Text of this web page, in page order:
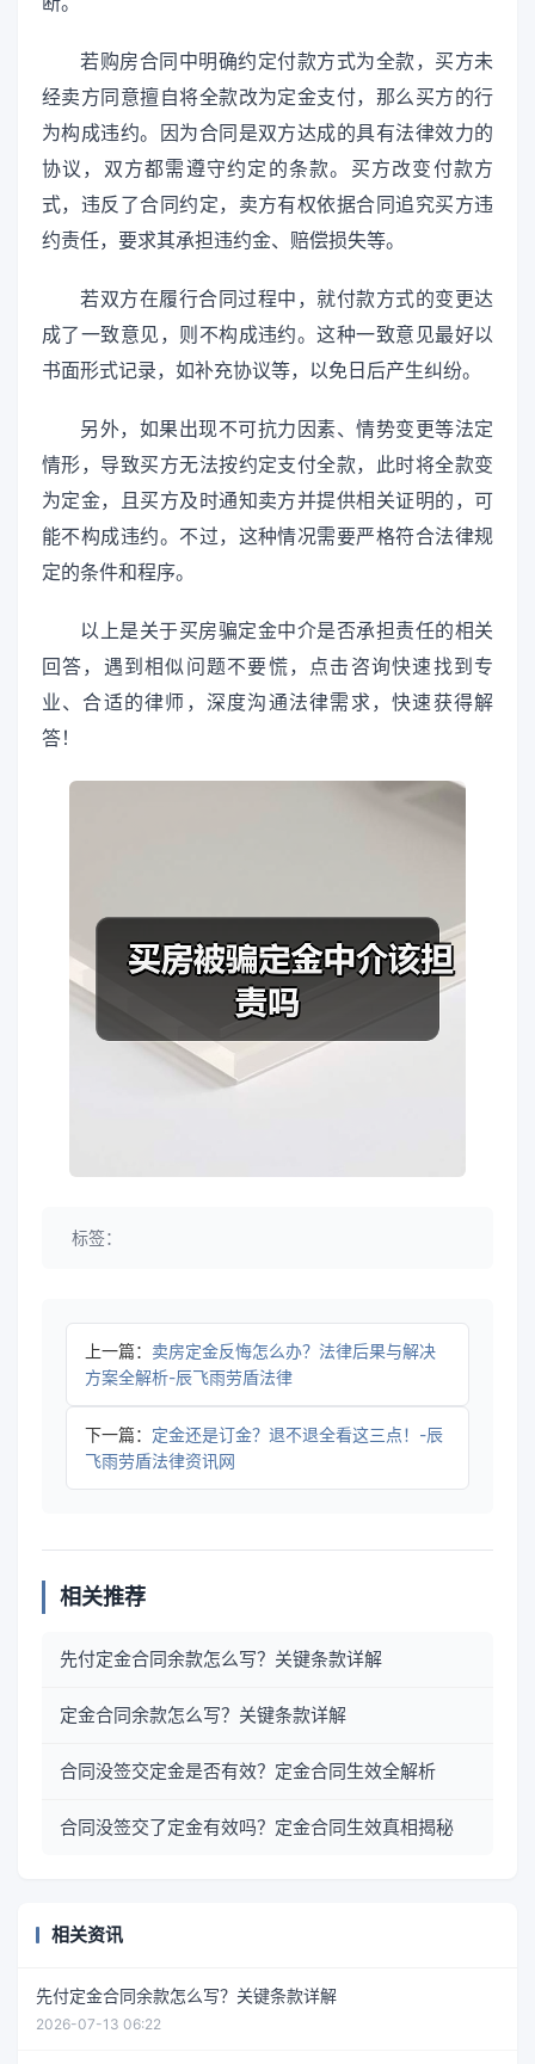
若购房合同中明确约定付款方式为全款，买方未
经卖方同意擅自将全款改为定金支付，那么买方的行
为构成违约。因为合同是双方达成的具有法律效力的
协议，双方都需遵守约定的条款。买方改变付款方
式，违反了合同约定，卖方有权依据合同追究买方违
约责任，要求其承担违约金、赔偿损失等。
若双方在履行合同过程中，就付款方式的变更达
成了一致意见，则不构成违约。这种一致意见最好以
书面形式记录，如补充协议等，以免日后产生纠纷。
另外，如果出现不可抗力因素、情势变更等法定
情形，导致买方无法按约定支付全款，此时将全款变
为定金，且买方及时通知卖方并提供相关证明的，可
能不构成违约。不过，这种情况需要严格符合法律规
定的条件和程序。
以上是关于买房骗定金中介是否承担责任的相关
回答，遇到相似问题不要慌，点击咨询快速找到专
业、合适的律师，深度沟通法律需求，快速获得解
答！
标签：
上一篇： 卖房定金反悔怎么办？法律后果与解决
方案全解析-辰飞雨劳盾法律
下一篇： 定金还是订金？退不退全看这三点！-辰
飞雨劳盾法律资讯网
相关推荐
先付定金合同余款怎么写？关键条款详解
定金合同余款怎么写？关键条款详解
合同没签交定金是否有效？定金合同生效全解析
合同没签交了定金有效吗？定金合同生效真相揭秘
相关资讯
先付定金合同余款怎么写？关键条款详解
2026-07-13 06:22